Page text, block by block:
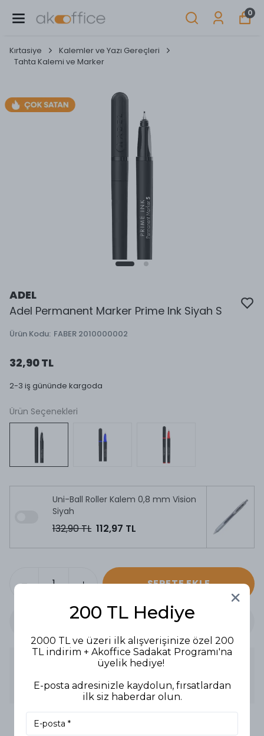
0
Kırtasiye
Kalemler ve Yazı Gereçleri
Tahta Kalemi ve Marker
ADEL
Adel Permanent Marker Prime Ink Siyah S
Ürün Kodu: FABER 2010000002
32,90 TL
2-3 iş gününde kargoda
Ürün Seçenekleri
Uni-Ball Roller Kalem 0,8 mm Vision
Siyah
132,90 TL 112,97 TL
SEPETE EKLE
Asetat Kağıdı, CD, Cam Ve Tüm Düz Yüzeyler İçin İdeal
Ergonomik Tutuş Sağlayan Özel Gövde Yapısı
200 TL Hediye
2000 TL ve üzeri ilk alışverişinize özel 200
TL indirim + Akoffice Sadakat Programı'na
üyelik hediye!
E-posta adresinizle kaydolun, fırsatlardan
ilk siz haberdar olun.